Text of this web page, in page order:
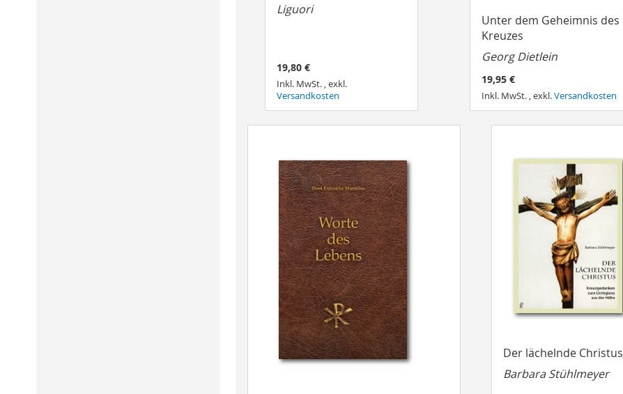
Liguori
19,80 €
Inkl. MwSt. ,exkl.
Versandkosten
Unter dem Geheimnis des
Kreuzes
Georg Dietlein
19,95 €
Inkl. MwSt. ,exkl.Versandkosten
Der lächelnde Christus
Barbara Stühlmeyer